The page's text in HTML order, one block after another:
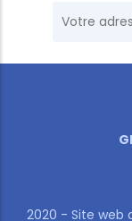
2020 - Site web